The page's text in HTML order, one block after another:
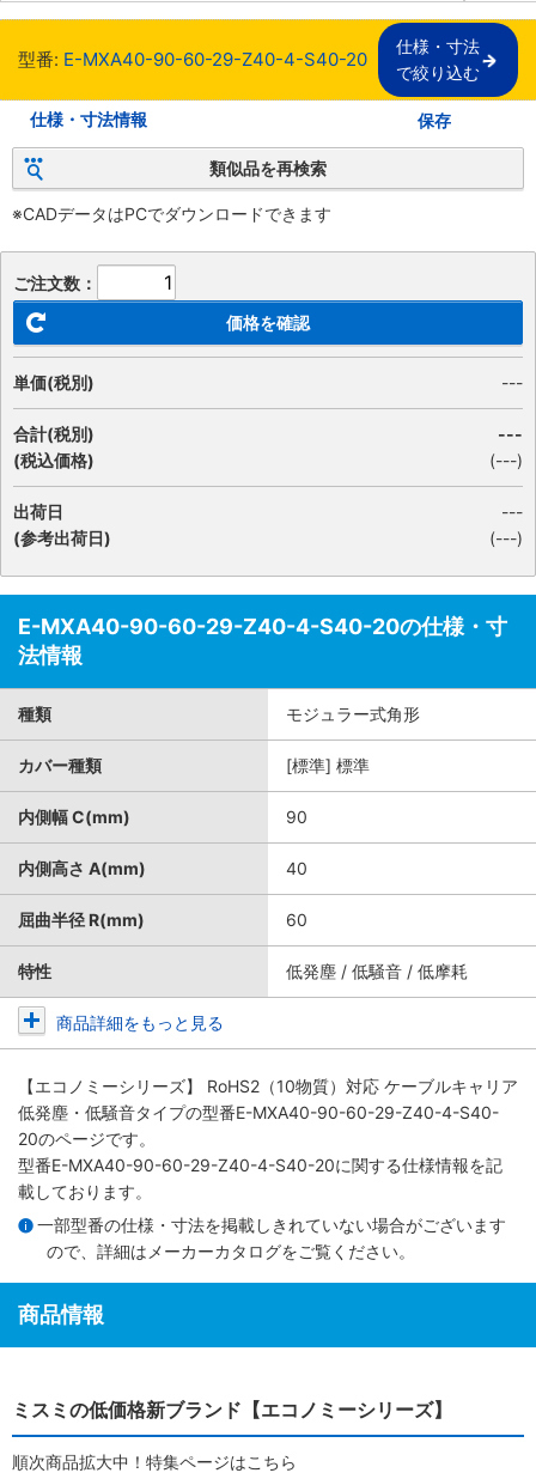
型番: E-MXA40-90-60-29-Z40-4-S40-20
仕様・寸法
で絞り込む
仕様・寸法情報 保存
類似品を再検索
※CADデータはPCでダウンロードできます
ご注文数：
価格を確認
単価(税別) ---
合計(税別)
(税込価格)
---
(---)
出荷日
(参考出荷日)
---
(---)
E-MXA40-90-60-29-Z40-4-S40-20の仕様・寸
法情報
種類 モジュラー式角形
カバー種類 [標準] 標準
内側幅 C(mm) 90
内側高さ A(mm) 40
屈曲半径 R(mm) 60
特性 低発塵 / 低騒音 / 低摩耗
商品詳細をもっと見る
【エコノミーシリーズ】 RoHS2（10物質）対応 ケーブルキャリア
低発塵・低騒音タイプの型番E-MXA40-90-60-29-Z40-4-S40-
20のページです。
型番E-MXA40-90-60-29-Z40-4-S40-20に関する仕様情報を記
載しております。
一部型番の仕様・寸法を掲載しきれていない場合がございます
ので、詳細は メーカーカタログをご覧ください。
商品情報
ミスミの低価格新ブランド【エコノミーシリーズ】
順次商品拡大中！特集ページはこちら